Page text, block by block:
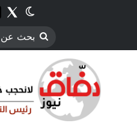
بحث